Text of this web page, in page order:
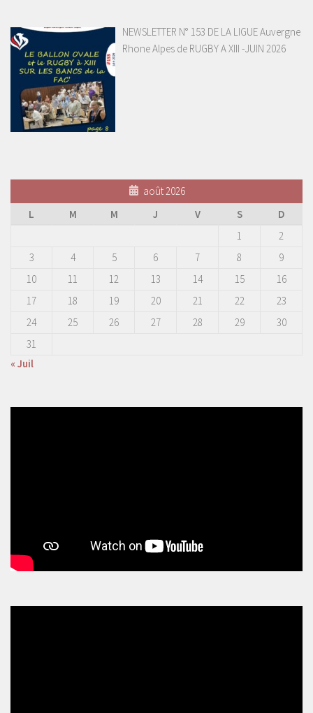
NEWSLETTER N° 153 DE LA LIGUE Auvergne
Rhone Alpes de RUGBY A XIII -JUIN 2026
août 2026
L
M M J V S
D
1
2
3
4 5 6 7 8
9
10
11 12 13 14 15
16
17
18 19 20 21 22
23
24
25 26 27 28 29
30
31
« Juil